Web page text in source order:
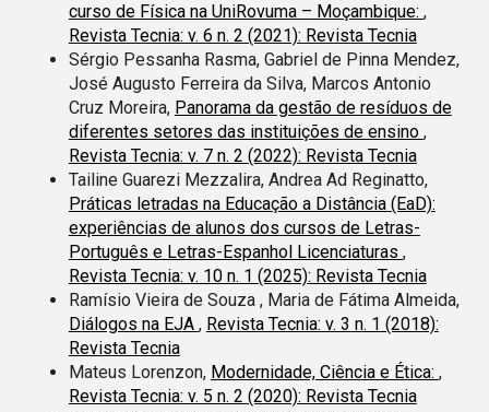
curso de Física na UniRovuma – Moçambique: ,
Revista Tecnia: v. 6 n. 2 (2021): Revista Tecnia
Sérgio Pessanha Rasma, Gabriel de Pinna Mendez,
José Augusto Ferreira da Silva, Marcos Antonio
Cruz Moreira, Panorama da gestão de resíduos de
diferentes setores das instituições de ensino ,
Revista Tecnia: v. 7 n. 2 (2022): Revista Tecnia
Tailine Guarezi Mezzalira, Andrea Ad Reginatto,
Práticas letradas na Educação a Distância (EaD):
experiências de alunos dos cursos de Letras-
Português e Letras-Espanhol Licenciaturas ,
Revista Tecnia: v. 10 n. 1 (2025): Revista Tecnia
Ramísio Vieira de Souza , Maria de Fátima Almeida,
Diálogos na EJA , Revista Tecnia: v. 3 n. 1 (2018):
Revista Tecnia
Mateus Lorenzon, Modernidade, Ciência e Ética: ,
Revista Tecnia: v. 5 n. 2 (2020): Revista Tecnia